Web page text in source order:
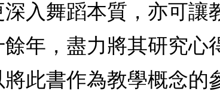
入舞蹈本質，亦可讓
餘年，盡力將其研究心
此書作為教學概念的